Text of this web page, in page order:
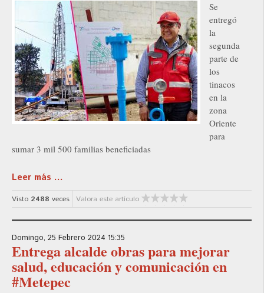
Se
entregó
la
segunda
parte de
los
tinacos
en la
zona
Oriente
para
sumar 3 mil 500 familias beneficiadas
Leer más ...
Visto 2488 veces Valora este artículo
Domingo, 25 Febrero 2024 15:35
Entrega alcalde obras para mejorar
salud, educación y comunicación en
#Metepec